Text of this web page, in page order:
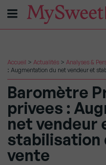
Accueil > Actualités > Analyses &
: Augmentation du net vendeur et
Baromètre
privees :
net vendeur
stabilisation
vente